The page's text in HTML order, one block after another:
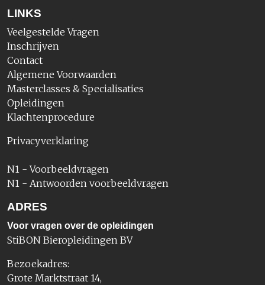
LINKS
Veelgestelde Vragen
Inschrijven
Contact
Algemene Voorwaarden
Masterclasses & Specialisaties
Opleidingen
Klachtenprocedure
Privacyverklaring
N1 - Voorbeeldvragen
N1 - Antwoorden voorbeeldvragen
ADRES
Voor vragen over de opleidingen
StiBON Bieropleidingen BV
Bezoekadres:
Grote Marktstraat 14,